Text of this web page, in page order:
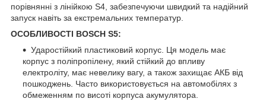
порівнянні з лінійкою S4, забезпечуючи швидкий та надійний
запуск навіть за екстремальних температур.
ОСОБЛИВОСТІ BOSCH S5:
Ударостійкий пластиковий корпус. Ця модель має
корпус з поліпропілену, який стійкий до впливу
електроліту, має невелику вагу, а також захищає АКБ від
пошкоджень. Часто використовується на автомобілях з
обмеженням по висоті корпуса акумулятора.